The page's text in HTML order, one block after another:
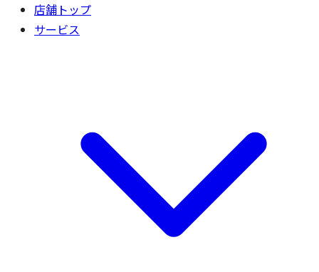
店舗トップ
サービス